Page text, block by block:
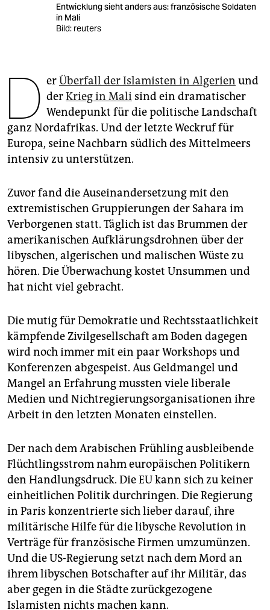
genossenschaft
epaper login
Entwicklung sieht anders aus: französische Soldaten
in Mali
Bild: reuters
D erÜberfall der Islamisten in Algerien und
derKrieg in Mali sind ein dramatischer
Wendepunkt für die politische Landschaft
ganz Nordafrikas. Und der letzte Weckruf für
Europa, seine Nachbarn südlich des Mittelmeers
intensiv zu unterstützen.
Zuvor fand die Auseinandersetzung mit den
extremistischen Gruppierungen der Sahara im
Verborgenen statt. Täglich ist das Brummen der
amerikanischen Aufklärungsdrohnen über der
libyschen, algerischen und malischen Wüste zu
hören. Die Überwachung kostet Unsummen und
hat nicht viel gebracht.
Die mutig für Demokratie und Rechtsstaatlichkeit
kämpfende Zivilgesellschaft am Boden dagegen
wird noch immer mit ein paar Workshops und
Konferenzen abgespeist. Aus Geldmangel und
Mangel an Erfahrung mussten viele liberale
Medien und Nichtregierungsorganisationen ihre
Arbeit in den letzten Monaten einstellen.
Der nach dem Arabischen Frühling ausbleibende
Flüchtlingsstrom nahm europäischen Politikern
den Handlungsdruck. Die EU kann sich zu keiner
einheitlichen Politik durchringen. Die Regierung
in Paris konzentrierte sich lieber darauf, ihre
militärische Hilfe für die libysche Revolution in
Verträge für französische Firmen umzumünzen.
Und die US-Regierung setzt nach dem Mord an
ihrem libyschen Botschafter auf ihr Militär, das
aber gegen in die Städte zurückgezogene
Islamisten nichts machen kann.